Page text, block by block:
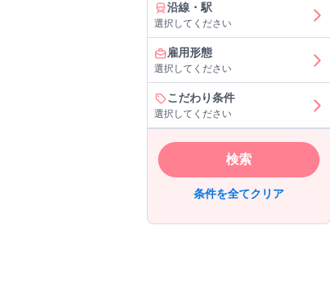
沿線・駅
選択してください
雇用形態
選択してください
こだわり条件
選択してください
検索
条件を全てクリア